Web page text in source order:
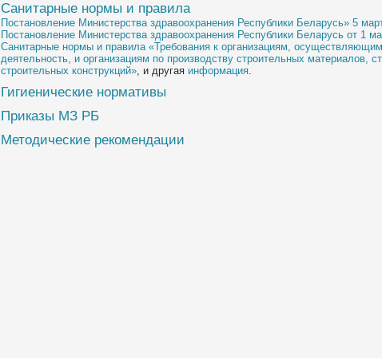
Санитарные нормы и правила
Постановление Министерства здравоохранения Республики Беларусь» 5
Постановление Министерства здравоохранения Республики Беларусь от 1
Санитарные нормы и правила «Требования к организациям,
деятельность, и организациям по производству строительных материалов,
строительных конструкций», и другая информация.
Гигиенические нормативы
Приказы МЗ РБ
Методические рекомендации